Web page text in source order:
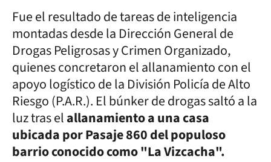
Fue el resultado de tareas de inteligencia
montadas desde la Dirección General de
Drogas Peligrosas y Crimen Organizado,
quienes concretaron el allanamiento con el
apoyo logístico de la División Policía de Alto
Riesgo (P.A.R.). El búnker de drogas saltó a la
luz tras elallanamiento a una casa
ubicada por Pasaje 860 del populoso
barrio conocido como "La Vizcacha".